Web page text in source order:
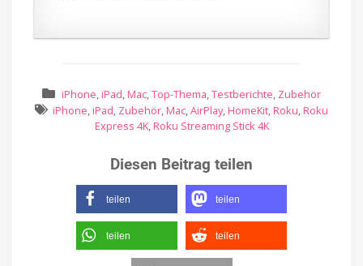
iPhone, iPad, Mac,Top-Thema,Testberichte, Zubehör
iPhone, iPad, Zubehör, Mac,AirPlay, HomeKit, Roku, Roku
Express 4K, Roku Streaming Stick 4K
Diesen Beitrag teilen
teilen teilen
teilen teilen